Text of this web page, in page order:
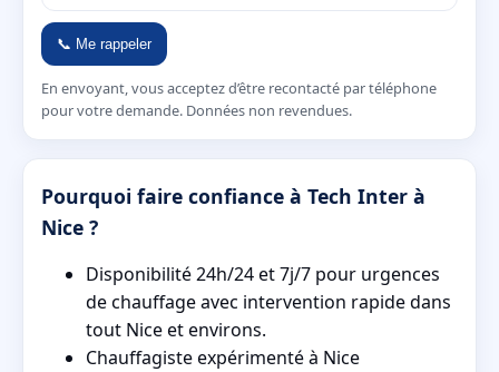
📞 Me rappeler
En envoyant, vous acceptez d’être recontacté par téléphone
pour votre demande. Données non revendues.
Pourquoi faire confiance à Tech Inter à
Nice ?
Disponibilité 24h/24 et 7j/7 pour urgences
de chauffage avec intervention rapide dans
tout Nice et environs.
Chauffagiste expérimenté à Nice